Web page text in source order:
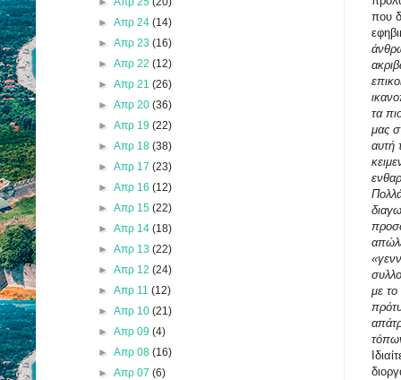
που
τα
μας
αυτή
με
► Απρ 24 (14)
► Απρ 23 (16)
► Απρ 22 (12)
► Απρ 21 (26)
► Απρ 20 (36)
► Απρ 19 (22)
► Απρ 18 (38)
► Απρ 17 (23)
► Απρ 16 (12)
► Απρ 15 (22)
► Απρ 14 (18)
► Απρ 13 (22)
► Απρ 12 (24)
► Απρ 11 (12)
► Απρ 10 (21)
► Απρ 09 (4)
► Απρ 08 (16)
► Απρ 07 (6)